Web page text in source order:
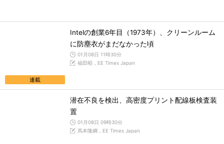
連載
Intelの創業6年目（1973年）、クリーンルーム
に防塵衣がまだなかった頃
01月08日 11時30分
福田昭，EE Times Japan
潜在不良を検出、高密度プリント配線板検査装
置
01月08日 09時30分
馬本隆綱，EE Times Japan